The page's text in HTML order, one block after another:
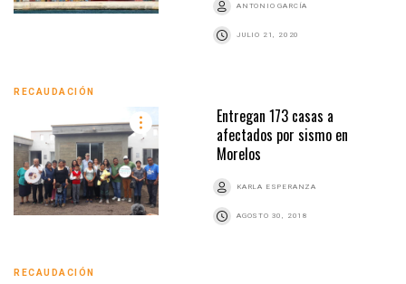
ANTONIO GARCÍA
JULIO 21, 2020
RECAUDACIÓN
Entregan 173 casas a
afectados por sismo en
Morelos
KARLA ESPERANZA
AGOSTO 30, 2018
RECAUDACIÓN